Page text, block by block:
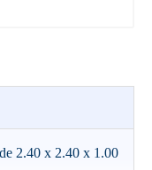
2.40 x 2.40 x 1.00